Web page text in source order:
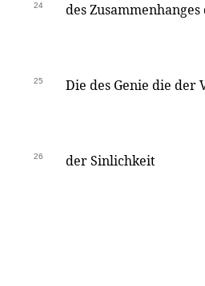
24 des
25 Die des Genie die
26 der Sinlichkeit